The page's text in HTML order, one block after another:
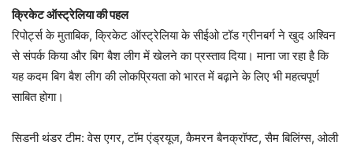
क्रिकेट ऑस्ट्रेलिया की पहल
रिपोर्ट्स के मुताबिक, क्रिकेट ऑस्ट्रेलिया के सीईओ टॉड ग्रीनबर्ग ने खुद अश्विन
से संपर्क किया और बिग बैश लीग में खेलने का प्रस्ताव दिया। माना जा रहा है कि
यह कदम बिग बैश लीग की लोकप्रियता को भारत में बढ़ाने के लिए भी महत्वपूर्ण
साबित होगा।
सिडनी थंडर टीम: वेस एगर, टॉम एंड्रयूज, कैमरन बैनक्रॉफ्ट, सैम बिलिंग्स, ओली